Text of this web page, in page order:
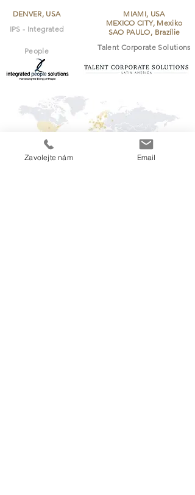
DENVER, USA
IPS - Integrated
People
Solutions
MIAMI, USA
MEXICO CITY, Mexiko
SAO PAULO, Brazílie
Talent Corporate Solutions
Zavolejte nám Email